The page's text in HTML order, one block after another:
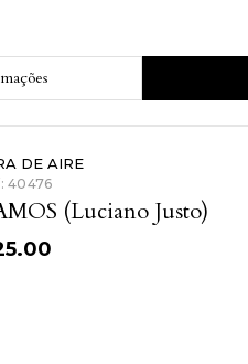
DE AIRE
40476
(Luciano Justo)